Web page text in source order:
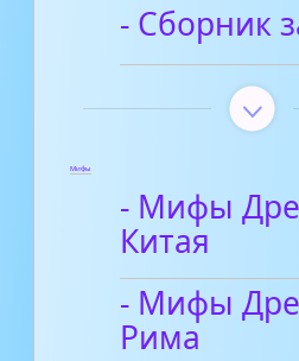
- Сборник
Мифы
- Мифы
Китая
- Мифы
Рима